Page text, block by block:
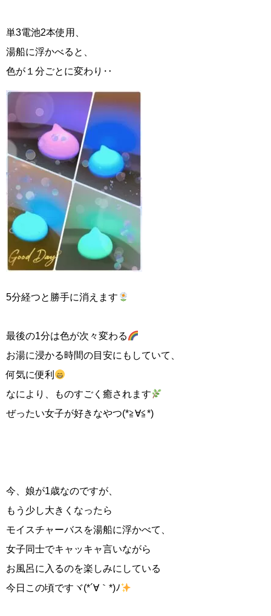
単3電池2本使用、
湯船に浮かべると、
色が１分ごとに変わり‥
5分経つと勝手に消えます
最後の1分は色が次々変わる
お湯に浸かる時間の目安にもしていて、
何気に便利
なにより、ものすごく 癒されます
ぜったい女子が好きなやつ(*≧∀≦*)
今、娘が1歳なのですが、
もう少し大きくなったら
モイスチャーバスを湯船に浮かべて、
女子同士でキャッキャ言いながら
お風呂に入るのを楽しみにしている
今日この頃です ヾ(*´∀｀*)ﾉ